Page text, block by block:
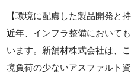
【環境に配慮した製品開発と
近年、インフラ整備において
います。新舗材株式会社は、
境負荷の少ないアスファルト